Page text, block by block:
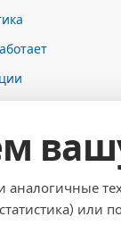
или